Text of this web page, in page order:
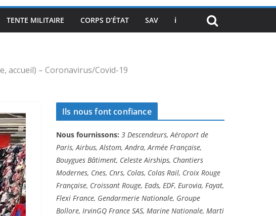
TENTE MILITAIRE CORPS D’ÉTAT SAV ℹ
accueil) – Coronavirus/Covid-19
Ils nous font confiance
Nous fournissons: 3 Descendeurs, Aéroport de
Paris, Airbus, Alstom, Andra, Armée Française,
Bouygues Bâtiment, Celeste Airships, Chantiers
Modernes, Cnes, Cnrs, Colas, Colas Rail, Croix Rouge
Française, Croissant Rouge, Eads, EDF, Eurovia, Fayat,
Flexi France, Gendarmerie Nationale, Groupe
Bollore, IrvinGQ France SAS, Marine Nationale, Marti